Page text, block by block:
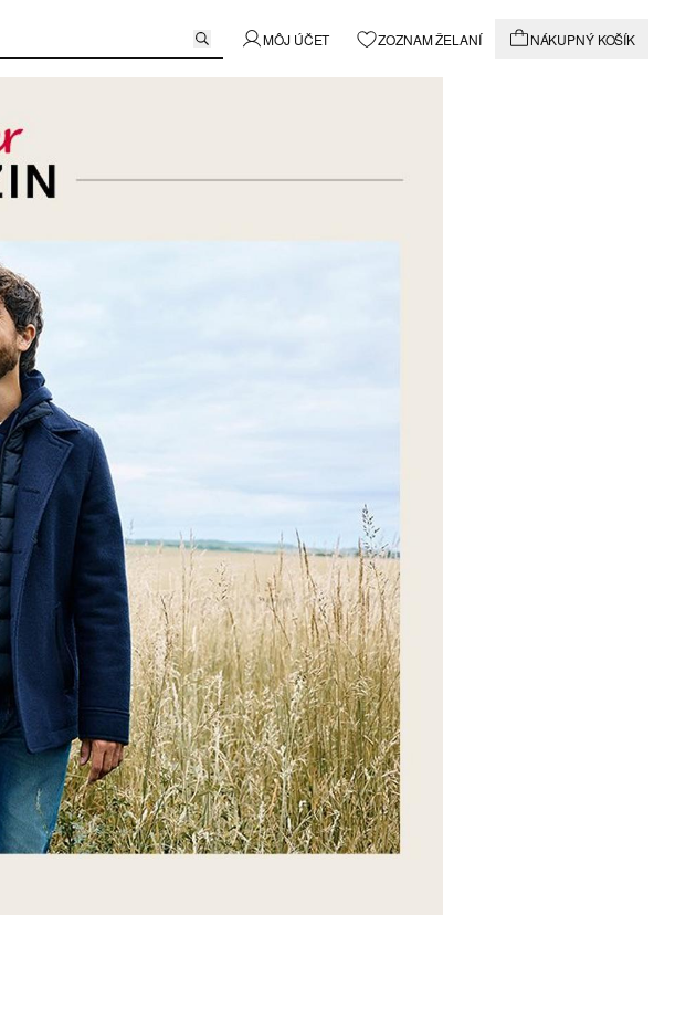
MÔJ ÚČET ZOZNAM ŽELANÍ NÁKUPNÝ KOŠÍK